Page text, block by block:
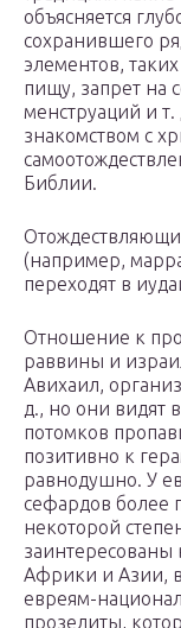
объясняется
сохранившего
элементов,
пищу, запрет на
менструаций и т.
знакомством с
Библии.
(например,
переходят в
Отношение к
раввины и
Авихаил,
д., но они видят
потомков
позитивно к
равнодушно. У
сефардов более
некоторой
заинтересованы
Африки и Азии,
евреям-
прозелиты,